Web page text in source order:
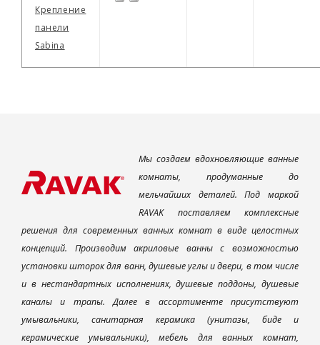
Крепление
панели
Sabina
Мы создаем вдохновляющие ванные
комнаты, продуманные до
мельчайших деталей. Под маркой
RAVAK поставляем комплексные
решения для современных ванных комнат в виде целостных
концепций. Производим акриловые ванны с возможностью
установки шторок для ванн, душевые углы и двери, в том числе
и в нестандартных исполнениях, душевые поддоны, душевые
каналы и трапы. Далее в ассортименте присутствуют
умывальники, санитарная керамика (унитазы, биде и
керамические умывальники), мебель для ванных комнат,